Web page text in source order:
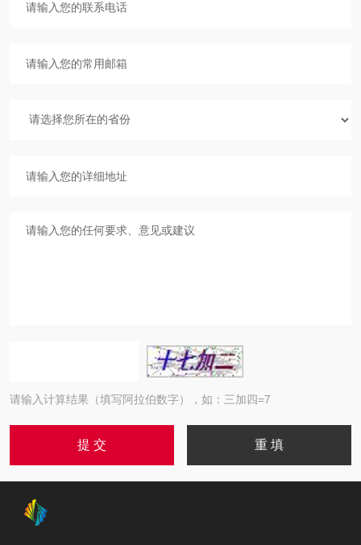
请输入计算结果（填写阿拉伯数字），如：三加四=7